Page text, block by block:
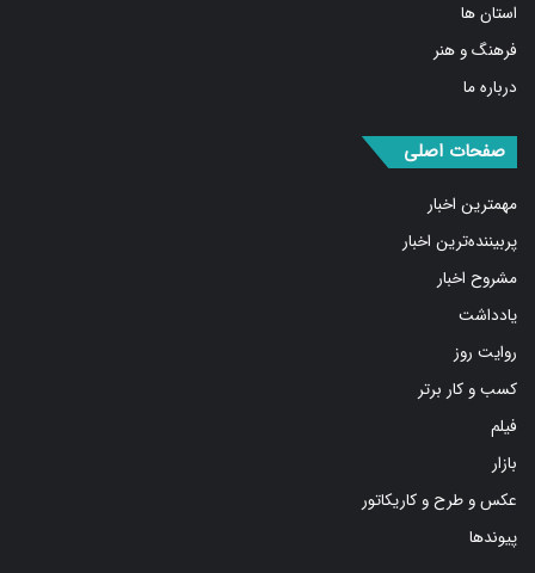
فرهنگ و هنر
درباره ما
مهمترین اخبار
پربیننده‌ترین اخبار
مشروح اخبار
یادداشت
روایت روز
کسب و کار برتر
فیلم
بازار
عکس و طرح و کاریکاتور
پیوندها